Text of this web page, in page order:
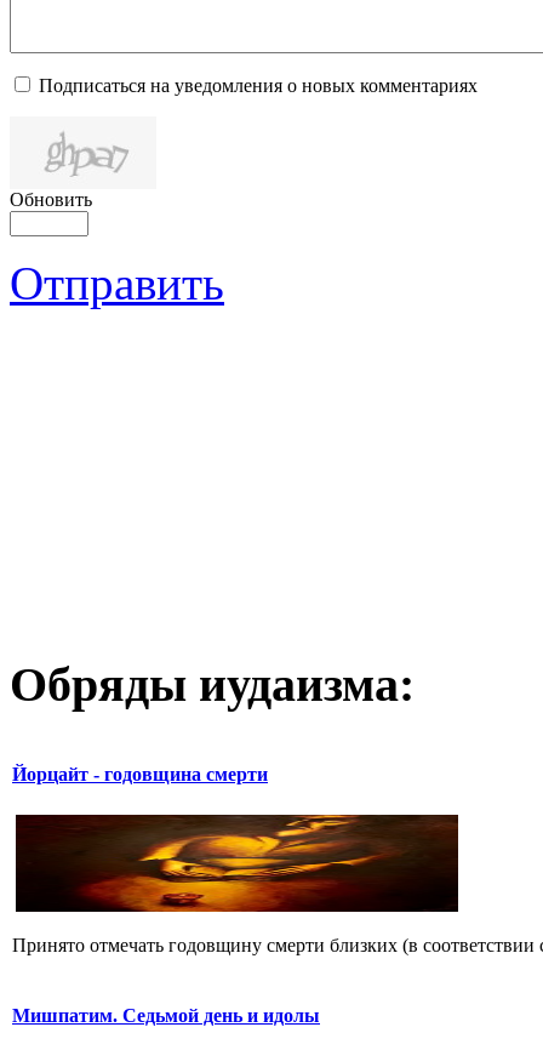
Подписаться на уведомления о новых комментариях
Обновить
Отправить
Обряды иудаизма:
Йорцайт - годовщина смерти
Принято отмечать годовщину смерти близких (в
Мишпатим. Седьмой день и идолы